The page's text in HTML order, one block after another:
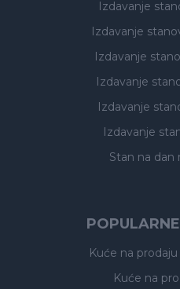
Izdavanje
Izdavanje
Izdavanje
Izdavanje
Izdavanje
Izdavanje
Stan na dan
Kuće na prodaju
Kuće na